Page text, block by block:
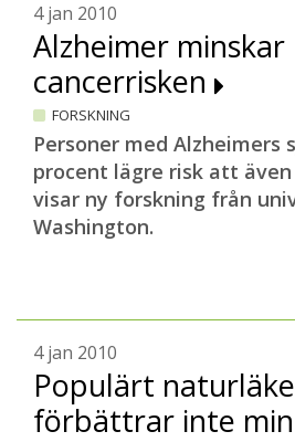
4 jan 2010
Alzheimer minskar
cancerrisken
FORSKNING
Personer med Alzheimers
procent lägre risk att
visar ny forskning från
Washington.
4 jan 2010
Populärt
förbättrar inte